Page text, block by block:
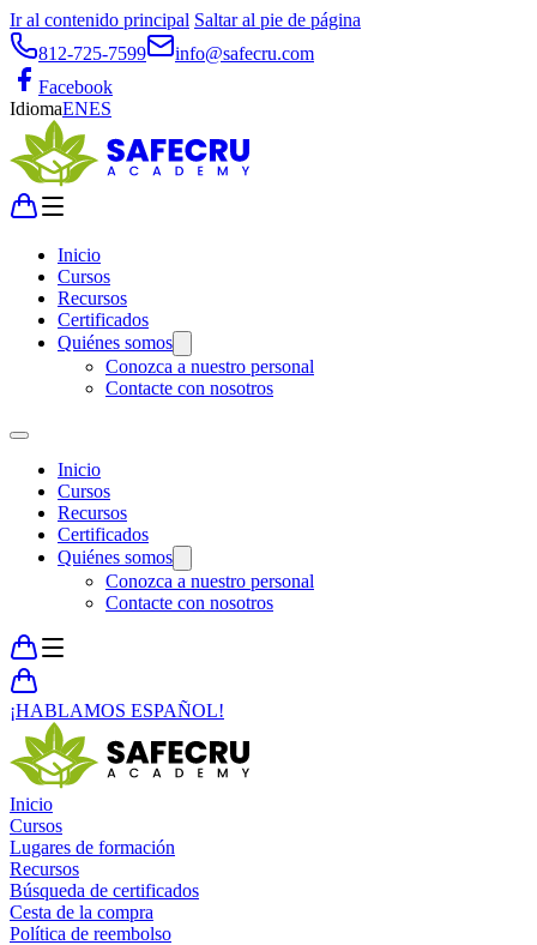
Ir al contenido principal Saltar al pie de página
812-725-7599
info@safecru.com
Facebook
IdiomaENES
Inicio
Cursos
Recursos
Certificados
Quiénes somos
Conozca a nuestro personal
Contacte con nosotros
Inicio
Cursos
Recursos
Certificados
Quiénes somos
Conozca a nuestro personal
Contacte con nosotros
¡HABLAMOS ESPAÑOL!
Inicio
Cursos
Lugares de formación
Recursos
Búsqueda de certificados
Cesta de la compra
Política de reembolso